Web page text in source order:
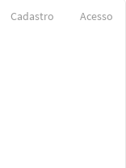
Cadastro Acesso